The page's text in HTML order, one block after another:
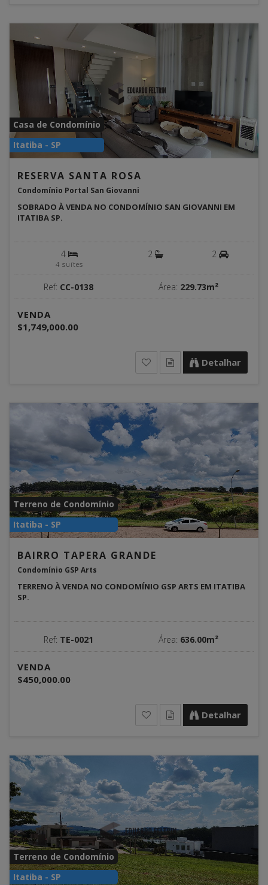
Casa de Condomínio
Itatiba - SP
RESERVA SANTA ROSA
Condomínio Portal San Giovanni
SOBRADO À VENDA NO CONDOMÍNIO SAN GIOVANNI EM
ITATIBA SP.
4
4 suítes
2 2
Ref: CC-0138 Área: 229.73m²
VENDA
$1,749,000.00
Detalhar
Terreno de Condomínio
Itatiba - SP
BAIRRO TAPERA GRANDE
Condomínio GSP Arts
TERRENO À VENDA NO CONDOMÍNIO GSP ARTS EM ITATIBA
SP.
Ref: TE-0021 Área: 636.00m²
VENDA
$450,000.00
Detalhar
Terreno de Condomínio
Itatiba - SP